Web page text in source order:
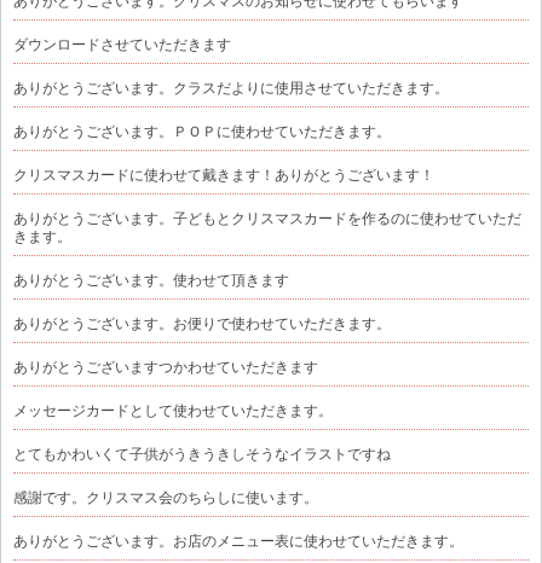
ダウンロードさせていただきます
ありがとうございます。クラスだよりに使用させていただきます。
ありがとうございます。ＰＯＰに使わせていただきます。
クリスマスカードに使わせて戴きます！ありがとうございます！
ありがとうございます。子どもとクリスマスカードを作るのに使わせていただ
きます。
ありがとうございます。使わせて頂きます
ありがとうございます。お便りで使わせていただきます。
ありがとうございますつかわせていただきます
メッセージカードとして使わせていただきます。
とてもかわいくて子供がうきうきしそうなイラストですね
感謝です。クリスマス会のちらしに使います。
ありがとうございます。お店のメニュー表に使わせていただきます。